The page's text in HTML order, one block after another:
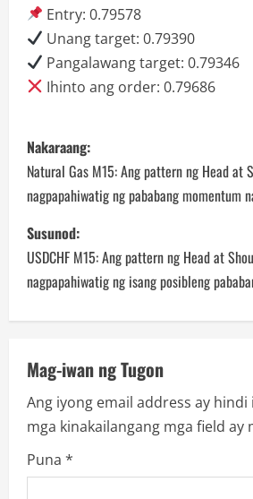
Entry: 0.79578
Unang target: 0.79390
Pangalawang target: 0.79346
Ihinto ang order: 0.79686
P
o
s
t
n
a
v
i
g
a
Nakaraang:
Natural Gas M15: Ang pattern ng Head at
nagpapahiwatig ng pababang momentum
Susunod:
USDCHF M15: Ang pattern ng Head at
nagpapahiwatig ng isang posibleng
Mag-iwan ng Tugon
Ang iyong email address ay hindi
mga kinakailangang mga field ay
Puna *